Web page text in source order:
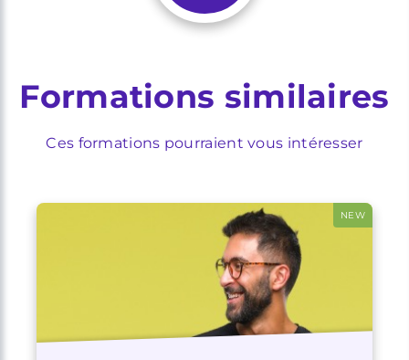
Formations similaires
Ces formations pourraient vous intéresser
NEW